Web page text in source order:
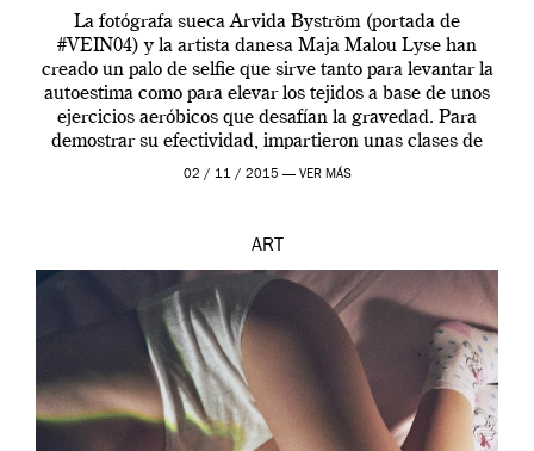
La fotógrafa sueca Arvida Byström (portada de
#VEIN04) y la artista danesa Maja Malou Lyse han
creado un palo de selfie que sirve tanto para levantar la
autoestima como para elevar los tejidos a base de unos
ejercicios aeróbicos que desafían la gravedad. Para
demostrar su efectividad, impartieron unas clases de
prueba en el Tate […]
02 / 11 / 2015 — VER MÁS
ART